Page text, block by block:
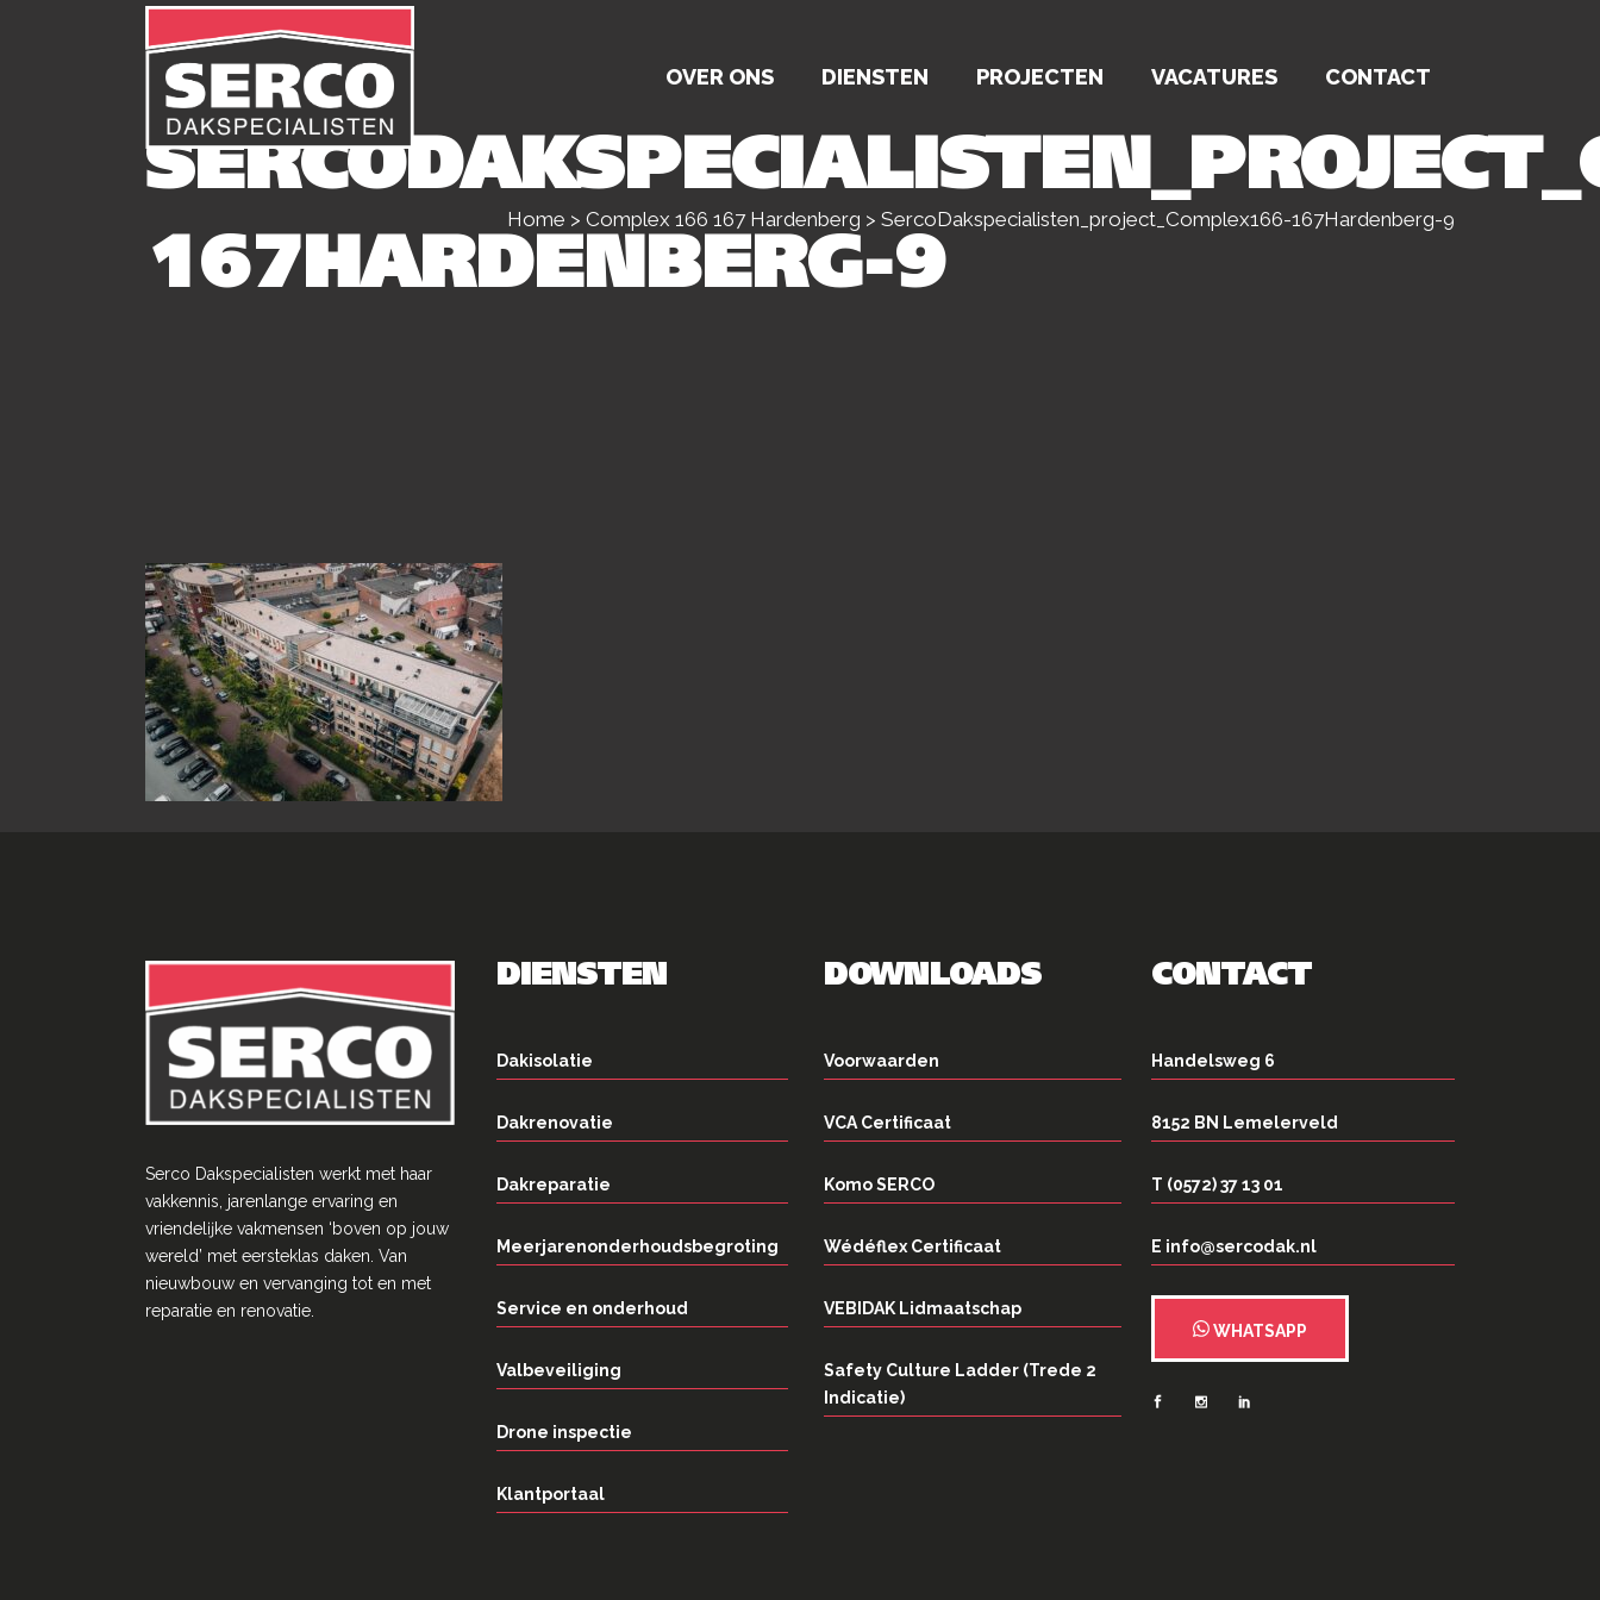
OVER ONS DIENSTEN PROJECTEN VACATURES CONTACT
167HARDENBERG-9
Home > Complex 166 167 Hardenberg > SercoDakspecialisten_project_Complex166-167Hardenberg-9
Serco Dakspecialisten werkt met haar
vakkennis, jarenlange ervaring en
vriendelĳke vakmensen ‘boven op jouw
wereld’ met eersteklas daken. Van
nieuwbouw en vervanging tot en met
reparatie en renovatie.
DIENSTEN
Dakisolatie
Dakrenovatie
Dakreparatie
Meerjarenonderhoudsbegroting
Service en onderhoud
Valbeveiliging
Drone inspectie
Klantportaal
DOWNLOADS
Voorwaarden
VCA Certificaat
Komo SERCO
Wédéflex Certificaat
VEBIDAK Lidmaatschap
Safety Culture Ladder (Trede 2
Indicatie)
CONTACT
Handelsweg 6
8152 BN Lemelerveld
T (0572) 37 13 01
E info@sercodak.nl
WHATSAPP